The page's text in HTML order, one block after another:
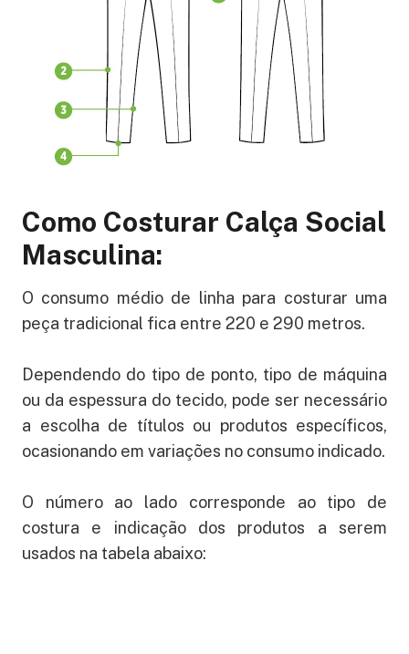
Como Costurar Calça Social
Masculina:
O consumo médio de linha para costurar uma
peça tradicional fica entre 220 e 290 metros.
Dependendo do tipo de ponto, tipo de máquina
ou da espessura do tecido, pode ser necessário
a escolha de títulos ou produtos específicos,
ocasionando em variações no consumo indicado.
O número ao lado corresponde ao tipo de
costura e indicação dos produtos a serem
usados na tabela abaixo: